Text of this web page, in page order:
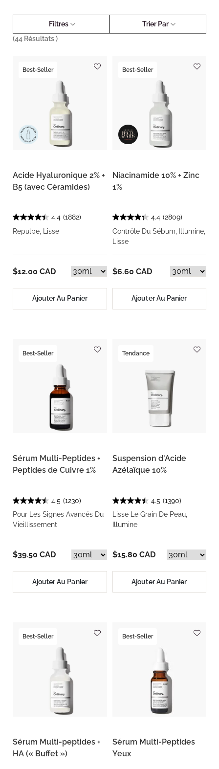
Filtres
Trier Par
(44 Résultats )
Best-Seller
Acide Hyaluronique 2% +
B5 (avec Céramides)
4.4 (1882)
Repulpe, Lisse
$12.00 CAD
Ajouter Au Panier
Best-Seller
Niacinamide 10% + Zinc
1%
4.4 (2809)
Contrôle Du Sébum, Illumine,
Lisse
$6.60 CAD
Ajouter Au Panier
Best-Seller
Sérum Multi-Peptides +
Peptides de Cuivre 1%
4.5 (1230)
Pour Les Signes Avancés Du
Vieillissement
$39.50 CAD
Ajouter Au Panier
Tendance
Suspension d'Acide
Azélaïque 10%
4.5 (1390)
Lisse Le Grain De Peau,
Illumine
$15.80 CAD
Ajouter Au Panier
Best-Seller
Sérum Multi-peptides +
HA (« Buffet »)
Best-Seller
Sérum Multi-Peptides
Yeux